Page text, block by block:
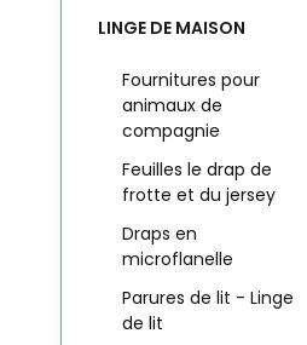
LINGE DE MAISON
Fournitures pour
animaux de
compagnie
Feuilles le drap de
frotte et du jersey
Draps en
microflanelle
Parures de lit - Linge
de lit